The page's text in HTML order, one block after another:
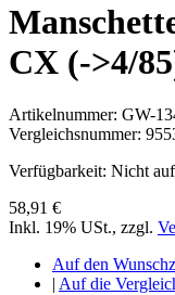
CX (->4/
Artikelnummer: GW-
Vergleichsnummer:
Verfügbarkeit: Nicht
58,91 €
Inkl. 19% USt., zzgl.
Auf den
| Auf die